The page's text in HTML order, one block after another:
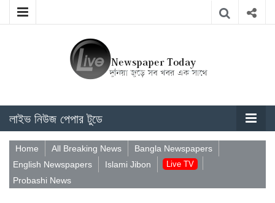
লাইভ নিউজ পেপার টুডে
Home All Breaking News
Bangla Newspapers
English Newspapers
Islami Jibon Live TV
Probashi News